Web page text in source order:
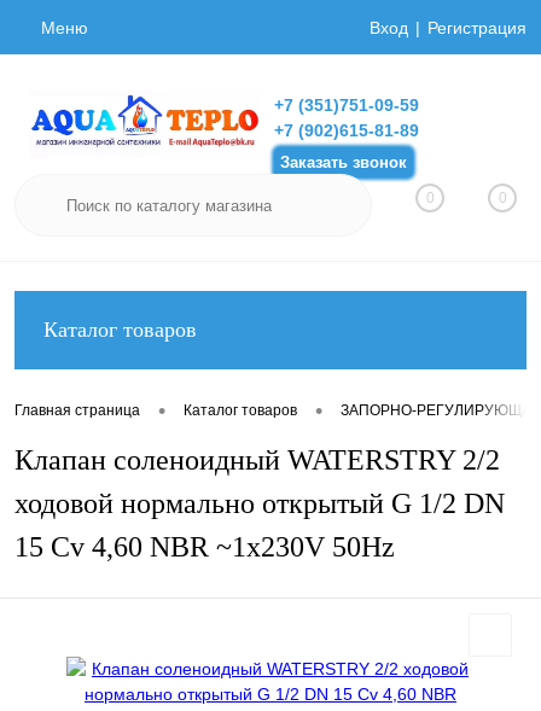
Меню Вход Регистрация
+7 (351)751-09-59
+7 (902)615-81-89
Заказать звонок
0 0
Каталог товаров
Главная страница • Каталог товаров • ЗАПОРНО-
Клапан соленоидный WATERSTRY 2/2
ходовой нормально открытый G 1/2 DN
15 Cv 4,60 NBR ~1x230V 50Hz